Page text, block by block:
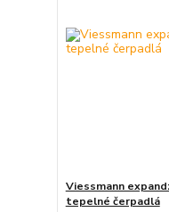
Viessmann
tepelné čerpadlá